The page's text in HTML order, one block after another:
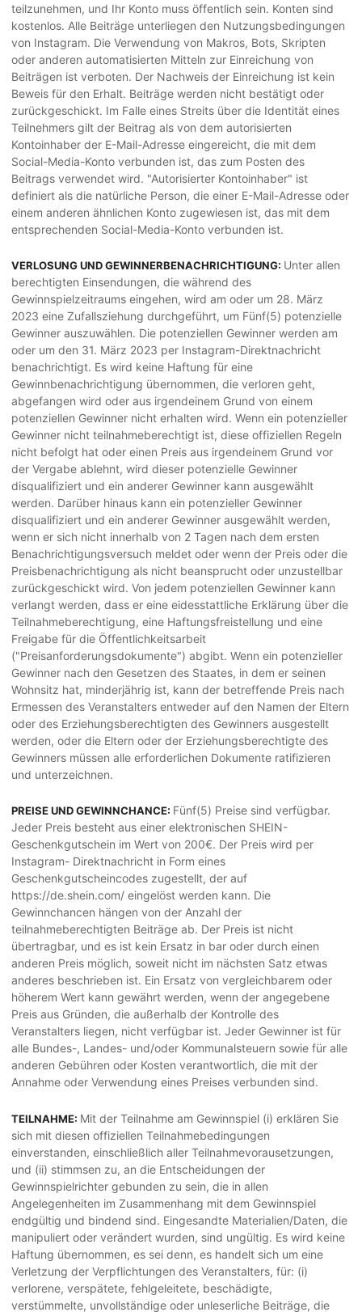
teilzunehmen, und Ihr Konto muss öffentlich sein. Konten sind
kostenlos. Alle Beiträge unterliegen den Nutzungsbedingungen
von Instagram. Die Verwendung von Makros, Bots, Skripten
oder anderen automatisierten Mitteln zur Einreichung von
Beiträgen ist verboten. Der Nachweis der Einreichung ist kein
Beweis für den Erhalt. Beiträge werden nicht bestätigt oder
zurückgeschickt. Im Falle eines Streits über die Identität eines
Teilnehmers gilt der Beitrag als von dem autorisierten
Kontoinhaber der E-Mail-Adresse eingereicht, die mit dem
Social-Media-Konto verbunden ist, das zum Posten des
Beitrags verwendet wird. "Autorisierter Kontoinhaber" ist
definiert als die natürliche Person, die einer E-Mail-Adresse oder
einem anderen ähnlichen Konto zugewiesen ist, das mit dem
entsprechenden Social-Media-Konto verbunden ist.
VERLOSUNG UND GEWINNERBENACHRICHTIGUNG: Unter allen
berechtigten Einsendungen, die während des
Gewinnspielzeitraums eingehen, wird am oder um 28. März
2023 eine Zufallsziehung durchgeführt, um Fünf(5) potenzielle
Gewinner auszuwählen. Die potenziellen Gewinner werden am
oder um den 31. März 2023 per Instagram-Direktnachricht
benachrichtigt. Es wird keine Haftung für eine
Gewinnbenachrichtigung übernommen, die verloren geht,
abgefangen wird oder aus irgendeinem Grund von einem
potenziellen Gewinner nicht erhalten wird. Wenn ein potenzieller
Gewinner nicht teilnahmeberechtigt ist, diese offiziellen Regeln
nicht befolgt hat oder einen Preis aus irgendeinem Grund vor
der Vergabe ablehnt, wird dieser potenzielle Gewinner
disqualifiziert und ein anderer Gewinner kann ausgewählt
werden. Darüber hinaus kann ein potenzieller Gewinner
disqualifiziert und ein anderer Gewinner ausgewählt werden,
wenn er sich nicht innerhalb von 2 Tagen nach dem ersten
Benachrichtigungsversuch meldet oder wenn der Preis oder die
Preisbenachrichtigung als nicht beansprucht oder unzustellbar
zurückgeschickt wird. Von jedem potenziellen Gewinner kann
verlangt werden, dass er eine eidesstattliche Erklärung über die
Teilnahmeberechtigung, eine Haftungsfreistellung und eine
Freigabe für die Öffentlichkeitsarbeit
("Preisanforderungsdokumente") abgibt. Wenn ein potenzieller
Gewinner nach den Gesetzen des Staates, in dem er seinen
Wohnsitz hat, minderjährig ist, kann der betreffende Preis nach
Ermessen des Veranstalters entweder auf den Namen der Eltern
oder des Erziehungsberechtigten des Gewinners ausgestellt
werden, oder die Eltern oder der Erziehungsberechtigte des
Gewinners müssen alle erforderlichen Dokumente ratifizieren
und unterzeichnen.
PREISE UND GEWINNCHANCE: Fünf(5) Preise sind verfügbar.
Jeder Preis besteht aus einer elektronischen SHEIN-
Geschenkgutschein im Wert von 200€. Der Preis wird per
Instagram- Direktnachricht in Form eines
Geschenkgutscheincodes zugestellt, der auf
https://de.shein.com/ eingelöst werden kann. Die
Gewinnchancen hängen von der Anzahl der
teilnahmeberechtigten Beiträge ab. Der Preis ist nicht
übertragbar, und es ist kein Ersatz in bar oder durch einen
anderen Preis möglich, soweit nicht im nächsten Satz etwas
anderes beschrieben ist. Ein Ersatz von vergleichbarem oder
höherem Wert kann gewährt werden, wenn der angegebene
Preis aus Gründen, die außerhalb der Kontrolle des
Veranstalters liegen, nicht verfügbar ist. Jeder Gewinner ist für
alle Bundes-, Landes- und/oder Kommunalsteuern sowie für alle
anderen Gebühren oder Kosten verantwortlich, die mit der
Annahme oder Verwendung eines Preises verbunden sind.
TEILNAHME: Mit der Teilnahme am Gewinnspiel (i) erklären Sie
sich mit diesen offiziellen Teilnahmebedingungen
einverstanden, einschließlich aller Teilnahmevorausetzungen,
und (ii) stimmsen zu, an die Entscheidungen der
Gewinnspielrichter gebunden zu sein, die in allen
Angelegenheiten im Zusammenhang mit dem Gewinnspiel
endgültig und bindend sind. Eingesandte Materialien/Daten, die
manipuliert oder verändert wurden, sind ungültig. Es wird keine
Haftung übernommen, es sei denn, es handelt sich um eine
Verletzung der Verpflichtungen des Veranstalters, für: (i)
verlorene, verspätete, fehlgeleitete, beschädigte,
verstümmelte, unvollständige oder unleserliche Beiträge, die